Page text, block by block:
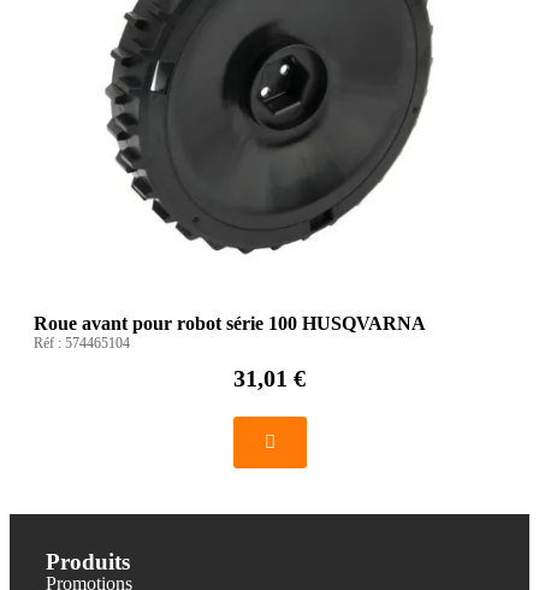
Roue avant pour robot série 100 HUSQVARNA
Réf : 574465104
31,01 €
Produits
Promotions